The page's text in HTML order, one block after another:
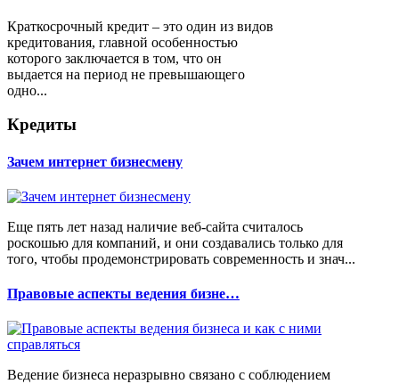
Краткосрочный кредит – это один из видов
кредитования, главной особенностью
которого заключается в том, что он
выдается на период не превышающего
одно...
Кредиты
Зачем интернет бизнесмену
Еще пять лет назад наличие веб-сайта считалось
роскошью для компаний, и они создавались только для
того, чтобы продемонстрировать современность и знач...
Правовые аспекты ведения бизне…
Ведение бизнеса неразрывно связано с соблюдением